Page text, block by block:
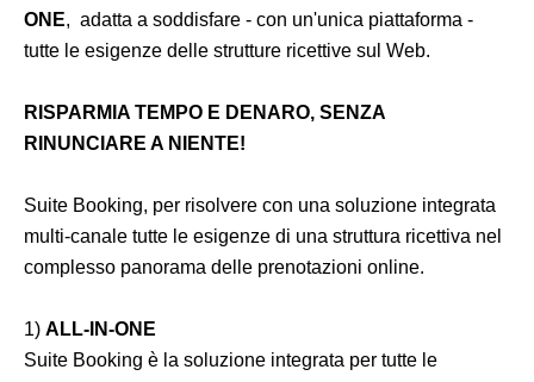
ONE, adatta a soddisfare - con un'unica piattaforma -
tutte le esigenze delle strutture ricettive sul Web.
RISPARMIA TEMPO E DENARO, SENZA
RINUNCIARE A NIENTE!
Suite Booking, per risolvere con una soluzione integrata
multi-canale tutte le esigenze di una struttura ricettiva nel
complesso panorama delle prenotazioni online.
1) ALL-IN-ONE
Suite Booking è la soluzione integrata per tutte le